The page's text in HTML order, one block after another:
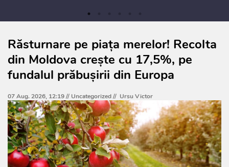
Răsturnare pe piața merelor! Recolta
din Moldova crește cu 17,5%, pe
fundalul prăbușirii din Europa
07 Aug. 2026, 12:19 // Uncategorized// Ursu Victor